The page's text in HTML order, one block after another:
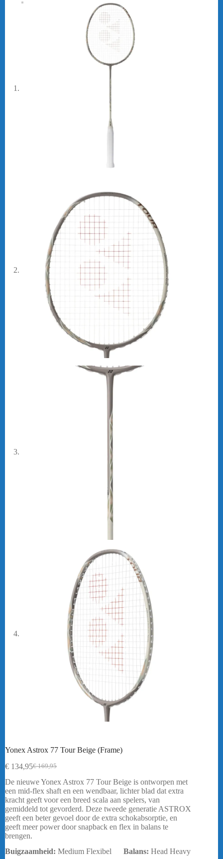
Yonex Astrox 77 Tour Beige (Frame)
€169,95
Oorspronkelijke
prijs
was:
€ 169,95.
€ 134,95Huidige
prijs
is:
€ 134,95.
De nieuwe Yonex Astrox 77 Tour Beige is ontworpen met
een mid-flex shaft en een wendbaar, lichter blad dat extra
kracht geeft voor een breed scala aan spelers, van
gemiddeld tot gevorderd. Deze tweede generatie ASTROX
geeft een beter gevoel door de extra schokabsorptie, en
geeft meer power door snapback en flex in balans te
brengen.
Buigzaamheid: Medium Flexibel Balans: Head Heavy